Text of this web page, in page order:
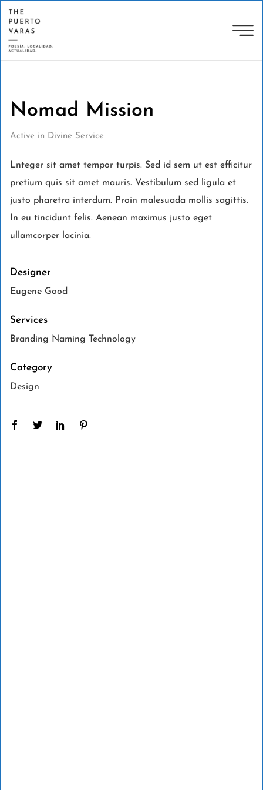
Nomad Mission
Active in Divine Service
Lnteger sit amet tempor turpis. Sed id sem ut est efficitur
pretium quis sit amet mauris. Vestibulum sed ligula et
justo pharetra interdum. Proin malesuada mollis sagittis.
In eu tincidunt felis. Aenean maximus justo eget
ullamcorper lacinia.
Designer
Eugene Good
Services
Branding Naming Technology
Category
Design